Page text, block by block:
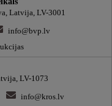
Latvija, LV-3001
info@bvp.lv
LV-1073
info@kros.lv